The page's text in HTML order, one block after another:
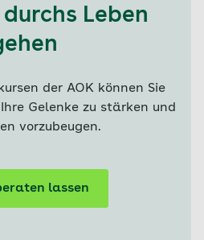
Leben
der AOK können Sie
Gelenke zu stärken und
vorzubeugen.
lassen